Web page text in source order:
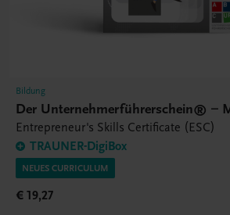
Bildung
Der Unternehmerführerschein® –
Entrepreneur's Skills Certificate (ESC)
TRAUNER-DigiBox
NEUES CURRICULUM
€ 19,27